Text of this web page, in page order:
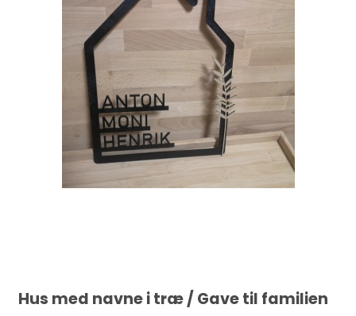
Hus med navne i træ / Gave til familien